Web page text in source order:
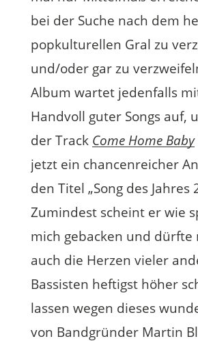
bei der Suche nach dem
popkulturellen Gral zu
und/oder gar zu
Album wartet jedenfalls
Handvoll guter Songs auf,
der Track Come Home Baby
jetzt ein chancenreicher
den Titel „Song des Jahres
Zumindest scheint er wie
mich gebacken und dürfte
auch die Herzen vieler
Bassisten heftigst höher
lassen wegen dieses
von Bandgründer Martin